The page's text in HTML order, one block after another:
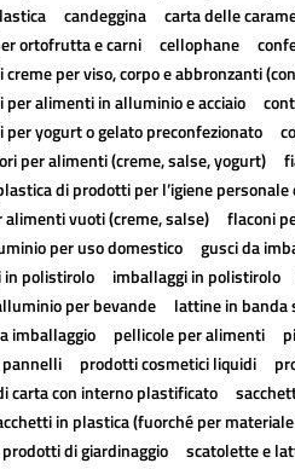
candeggina carta delle
ortofrutta e carni
cellophane
per viso, corpo e abbronzanti
per alimenti in alluminio e acciaio
yogurt o gelato preconfezionato
per alimenti (creme, salse, yogurt)
di prodotti per l’igiene
alimenti vuoti (creme, salse)
flaconi
per uso domestico
gusci da
in polistirolo
imballaggi in polistirolo
per bevande
lattine in banda
imballaggio
pellicole per alimenti
prodotti cosmetici liquidi
carta con interno plastificato
in plastica (fuorché per
di giardinaggio
scatolette e